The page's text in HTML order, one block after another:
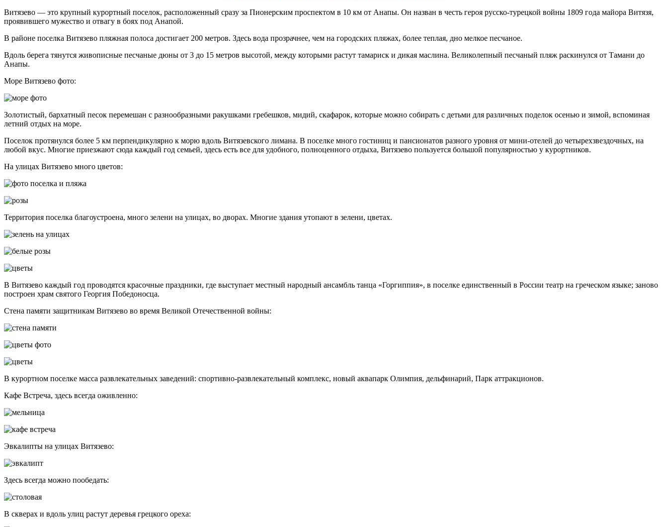
Витязево — это крупный курортный поселок, расположенный сразу за Пионерским проспектом в 10 км от Анапы. Он назван в честь героя русско-турецкой войны 1809 года майора Витязя,
проявившего мужество и отвагу в боях под Анапой.
В районе поселка Витязево пляжная полоса достигает 200 метров. Здесь вода прозрачнее, чем на городских пляжах, более теплая, дно мелкое песчаное.
Вдоль берега тянутся живописные песчаные дюны от 3 до 15 метров высотой, между которыми растут тамариск и дикая маслина. Великолепный песчаный пляж раскинулся от Тамани до
Анапы.
Море Витязево фото:
Золотистый, бархатный песок перемешан с разнообразными ракушками гребешков, мидий, скафарок, которые можно собирать с детьми для различных поделок осенью и зимой, вспоминая
летний отдых на море.
Поселок протянулся более 5 км перпендикулярно к морю вдоль Витязевского лимана. В поселке много гостиниц и пансионатов разного уровня от мини-отелей до четырехзвездочных, на
любой вкус. Многие приезжают сюда каждый год семьей, здесь есть все для удобного, полноценного отдыха, Витязево пользуется большой популярностью у курортников.
На улицах Витязево много цветов:
Территория поселка благоустроена, много зелени на улицах, во дворах. Многие здания утопают в зелени, цветах.
В Витязево каждый год проводятся красочные праздники, где выступает местный народный ансамбль танца «Горгиппия», в поселке единственный в России театр на греческом языке; заново
построен храм святого Георгия Победоносца.
Стена памяти защитникам Витязево во время Великой Отечественной войны:
В курортном поселке масса развлекательных заведений: спортивно-развлекательный комплекс, новый аквапарк Олимпия, дельфинарий, Парк аттракционов.
Кафе Встреча, здесь всегда оживленно:
Эвкалипты на улицах Витязево:
Здесь всегда можно пообедать:
В скверах и вдоль улиц растут деревья грецкого ореха: